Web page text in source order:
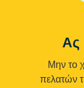
Ας
Μην το
πελατών